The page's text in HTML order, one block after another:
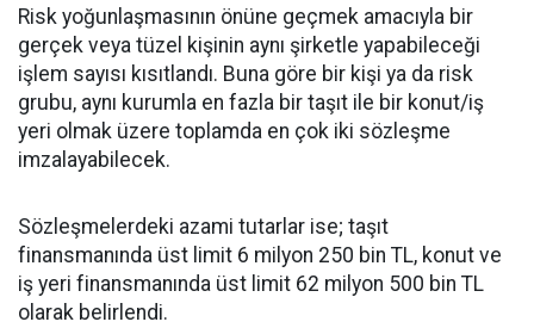
Risk yoğunlaşmasının önüne geçmek amacıyla bir
gerçek veya tüzel kişinin aynı şirketle yapabileceği
işlem sayısı kısıtlandı. Buna göre bir kişi ya da risk
grubu, aynı kurumla en fazla bir taşıt ile bir konut/iş
yeri olmak üzere toplamda en çok iki sözleşme
imzalayabilecek.
Sözleşmelerdeki azami tutarlar ise; taşıt
finansmanında üst limit 6 milyon 250 bin TL, konut ve
iş yeri finansmanında üst limit 62 milyon 500 bin TL
olarak belirlendi.